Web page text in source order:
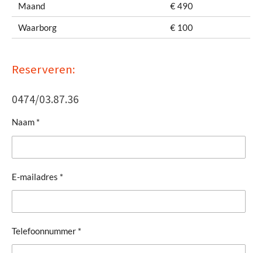
Maand € 490
Waarborg € 100
Reserveren:
0474/03.87.36
Naam *
E-mailadres *
Telefoonnummer *